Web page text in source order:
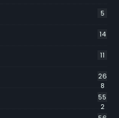
5
14
11
26
8
55
2